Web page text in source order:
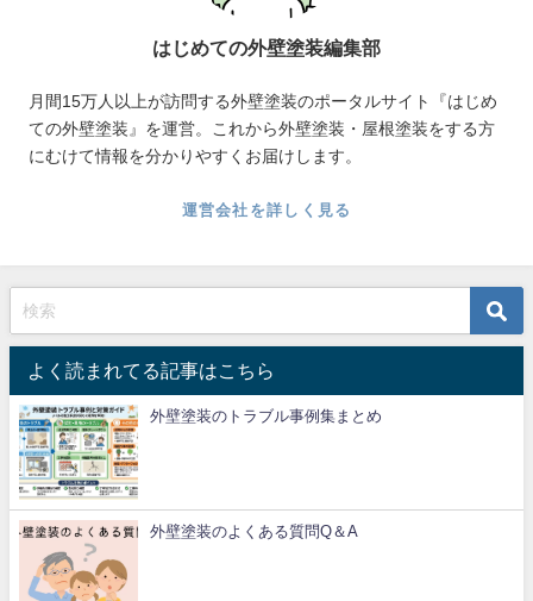
はじめての外壁塗装編集部
月間15万人以上が訪問する外壁塗装のポータルサイト『はじめ
ての外壁塗装』を運営。これから外壁塗装・屋根塗装をする方
にむけて情報を分かりやすくお届けします。
運営会社を詳しく見る
よく読まれてる記事はこちら
外壁塗装のトラブル事例集まとめ
外壁塗装のよくある質問Q＆A